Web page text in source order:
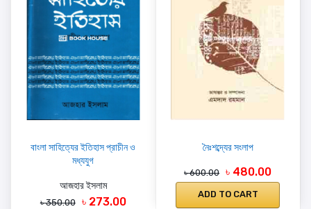
বাংলা সাহিত্যের ইতিহাস প্রাচীন ও
মধ্যযুগ
আজহার ইসলাম
৳ 350.00 ৳ 273.00
নৈঃশব্দ্যের সংলাপ
৳ 600.00 ৳ 480.00
ADD TO CART